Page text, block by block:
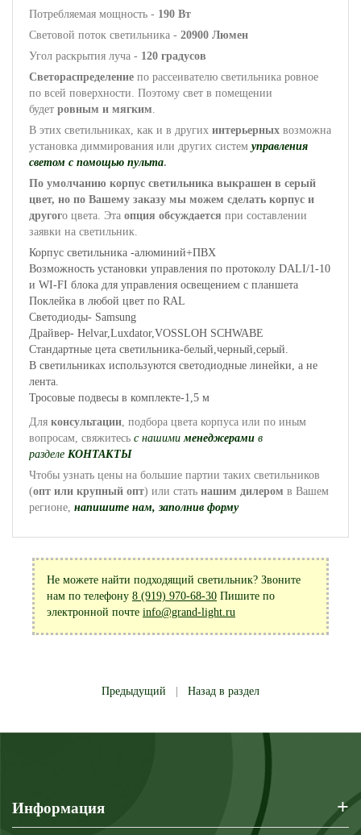
Потребляемая мощность - 190 Вт
Световой поток светильника - 20900 Люмен
Угол раскрытия луча - 120 градусов
Светораспределение по рассеивателю светильника ровное
по всей поверхности. Поэтому свет в помещении
будет ровным и мягким.
В этих светильниках, как и в других интерьерных возможна
установка диммирования или других систем управления
светом с помощью пульта.
По умолчанию корпус светильника выкрашен в серый
цвет, но по Вашему заказу мы можем сделать корпус и
другого цвета. Эта опция обсуждается при составлении
заявки на светильник.
Корпус светильника -алюминий+ПВХ
Возможность установки управления по протоколу DALI/1-10
и WI-FI блока для управления освещением с планшета
Поклейка в любой цвет по RAL
Светодиоды- Samsung
Драйвер- Helvar,Luxdator,VOSSLOH SCHWABE
Cтандартные цета светильника-белый,черный,серый.
В светильниках используются светодиодные линейки, а не
лента.
Тросовые подвесы в комплекте-1,5 м
Для консультации, подбора цвета корпуса или по иным
вопросам, свяжитесь с нашимименеджерами в
разделе КОНТАКТЫ
Чтобы узнать цены на большие партии таких светильников
(опт или крупный опт) или стать нашим дилером в Вашем
регионе, напишите нам, заполнив форму
Не можете найти подходящий светильник? Звоните
нам по телефону 8 (919) 970-68-30 Пишите по
электронной почте info@grand-light.ru
Предыдущий Назад в раздел
Информация
+